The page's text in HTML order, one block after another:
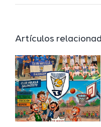
Artículos
llega a
cantera
del
Melilla